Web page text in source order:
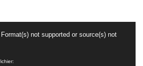
Format(s) not supported or source(s) not